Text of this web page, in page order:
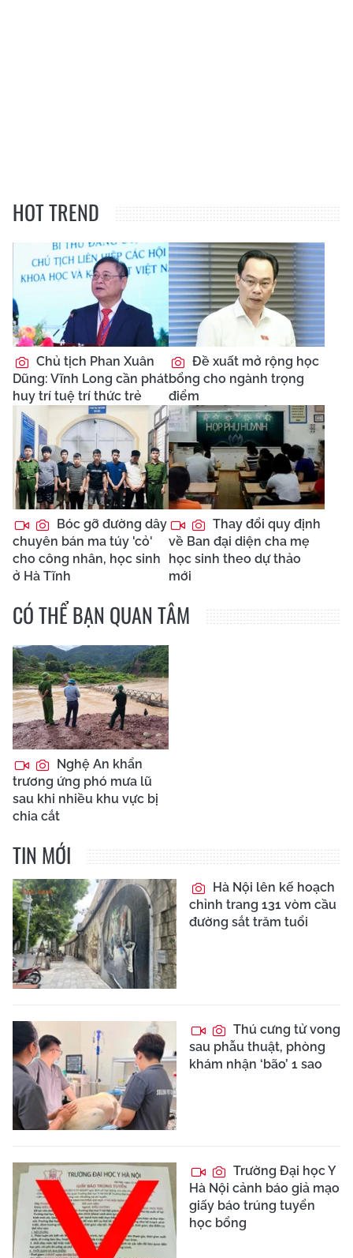
HOT TREND
Chủ tịch Phan Xuân
Dũng: Vĩnh Long cần phát
huy trí tuệ trí thức trẻ
Đề xuất mở rộng học
bổng cho ngành trọng
điểm
Bóc gỡ đường dây
chuyên bán ma túy 'cỏ'
cho công nhân, học sinh
ở Hà Tĩnh
Thay đổi quy định
về Ban đại diện cha mẹ
học sinh theo dự thảo
mới
CÓ THỂ BẠN QUAN TÂM
Nghệ An khẩn
trương ứng phó mưa lũ
sau khi nhiều khu vực bị
chia cắt
TIN MỚI
Hà Nội lên kế hoạch
chỉnh trang 131 vòm cầu
đường sắt trăm tuổi
Thú cưng tử vong
sau phẫu thuật, phòng
khám nhận ‘bão’ 1 sao
Trường Đại học Y
Hà Nội cảnh báo giả mạo
giấy báo trúng tuyển
học bổng